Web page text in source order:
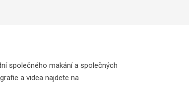
společného makání a společných
a videa najdete na